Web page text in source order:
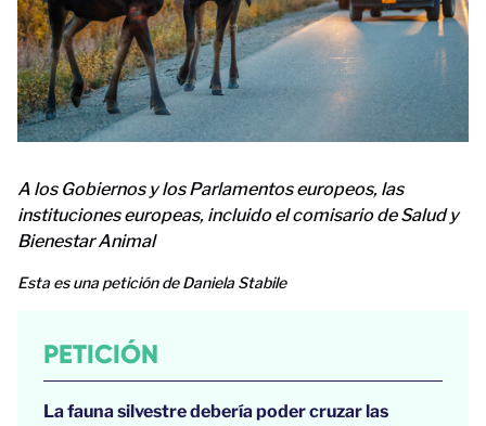
A los Gobiernos y los Parlamentos europeos, las
instituciones europeas, incluido el comisario de Salud y
Bienestar Animal
Esta es una petición de Daniela Stabile
PETICIÓN
La fauna silvestre debería poder cruzar las